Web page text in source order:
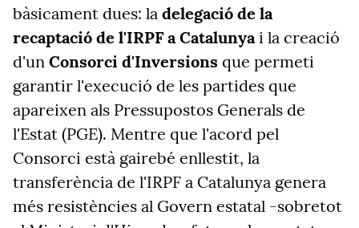
bàsicament dues: la delegació de la
recaptació de l'IRPF a Catalunyai la creació
d'un Consorci d'Inversions que permeti
garantir l'execució de les partides que
apareixen als Pressupostos Generals de
l'Estat (PGE). Mentre que l'acord pel
Consorci està gairebé enllestit, la
transferència de l'IRPF a Catalunya genera
més resistències al Govern estatal -sobretot